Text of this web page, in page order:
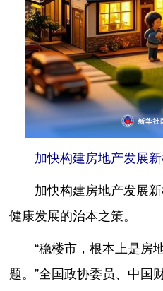
加快构建房地产发展新
加快构建房地产发展新
健康发展的治本之策。
“稳楼市，根本上是房地
题。”全国政协委员、中国